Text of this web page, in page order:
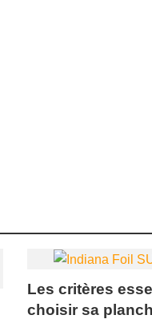
Les critères
choisir sa